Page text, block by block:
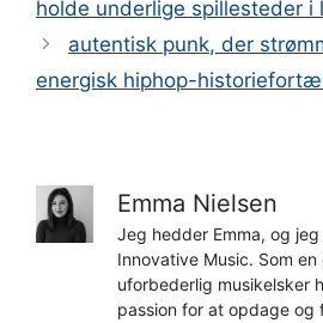
holde underlige spillesteder i
autentisk punk, der
energisk hiphop-
Emma Nielsen
Jeg hedder Emma, og
Innovative Music. Som
uforbederlig musikelsker
passion for at opdage og